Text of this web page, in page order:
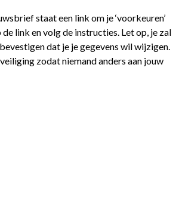
staat een link om je ‘voorkeuren’
link en volg de instructies. Let op, je zal
dat je je gegevens wil wijzigen.
zodat niemand anders aan jouw